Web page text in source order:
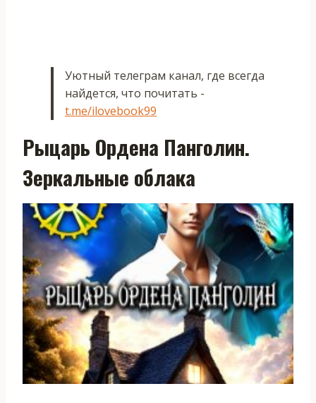
Уютный телеграм канал, где всегда
найдется, что почитать -
t.me/ilovebook99
Рыцарь Ордена Панголин.
Зеркальные облака